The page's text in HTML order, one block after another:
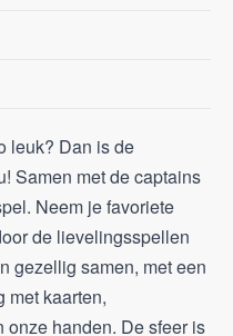
leuk? Dan is de
Samen met de captains
Neem je favoriete
de lievelingsspellen
gezellig samen, met een
met kaarten,
handen. De sfeer is